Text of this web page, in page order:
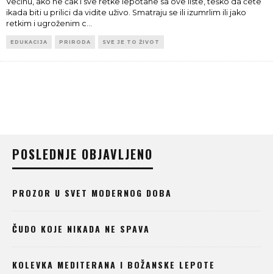
ikada biti u prilici da vidite uživo. Smatraju se ili izumrlim ili jako
retkim i ugroženim c
EDUKACIJA PRIRODA SVE JE TO ŽIVOT
POSLEDNJE OBJAVLJENO
PROZOR U SVET MODERNOG DOBA
ČUDO KOJE NIKADA NE SPAVA
KOLEVKA MEDITERANA I BOŽANSKE LEPOTE